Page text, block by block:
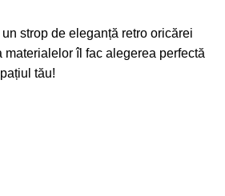
strop de eleganță retro oricărei
îl fac alegerea perfectă
tău!